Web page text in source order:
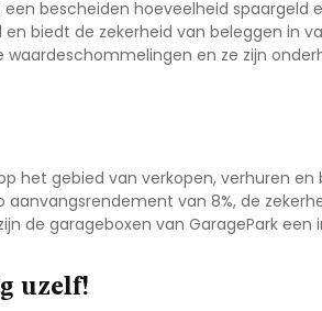
bescheiden hoeveelheid spaargeld
biedt de zekerheid van beleggen in
en ze zijn
het gebied van verkopen, verhuren
van 8%, de
de garageboxen van GaragePark een
uzelf!